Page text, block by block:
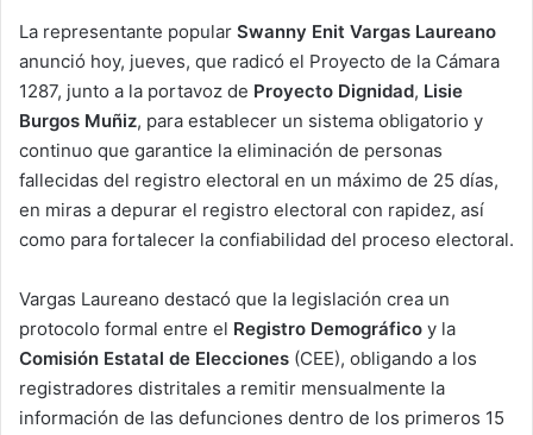
La representante popular Swanny Enit Vargas Laureano
anunció hoy, jueves, que radicó el Proyecto de la Cámara
1287, junto a la portavoz de Proyecto Dignidad, Lisie
Burgos Muñiz, para establecer un sistema obligatorio y
continuo que garantice la eliminación de personas
fallecidas del registro electoral en un máximo de 25 días,
en miras a depurar el registro electoral con rapidez, así
como para fortalecer la confiabilidad del proceso electoral.
Vargas Laureano destacó que la legislación crea un
protocolo formal entre el Registro Demográfico y la
Comisión Estatal de Elecciones (CEE), obligando a los
registradores distritales a remitir mensualmente la
información de las defunciones dentro de los primeros 15